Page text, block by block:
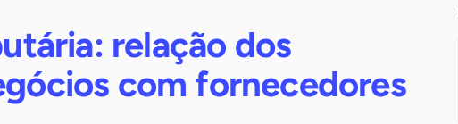
relação dos
com fornecedores